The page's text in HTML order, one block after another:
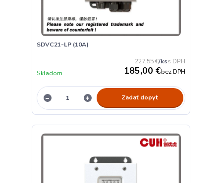
SDVC21-LP (10A)
227,55 €/ks
185,00 €bez DPH
Skladom
Zadať dopyt